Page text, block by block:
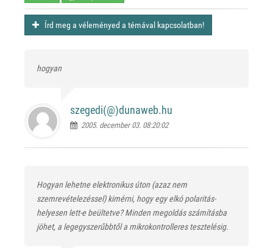
Írd meg a véleményed a témával kapcsolatban!
hogyan
szegedi(@)dunaweb.hu
2005. december 03. 08:20:02
Hogyan lehetne elektronikus úton (azaz nem
szemrevételezéssel) kimérni, hogy egy elkó polaritás-
helyesen lett-e beültetve? Minden megoldás számításba
jöhet, a legegyszerűbbtől a mikrokontrolleres tesztelésig.